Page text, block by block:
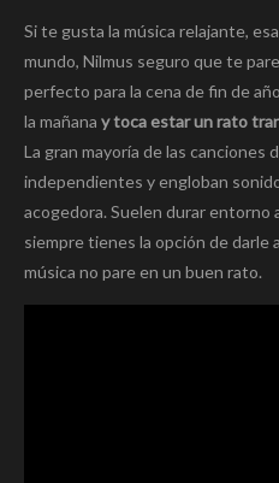
Si te gusta la música relajante,
mundo, Nilmus seguro que te
perfecto para la cena de fin de
la mañana y toca estar un rato
La gran mayoría de las canciones
independientes y engloban
acogedora. Suelen durar entorno
siempre tienes la opción de darle
música no pare en un buen rato.